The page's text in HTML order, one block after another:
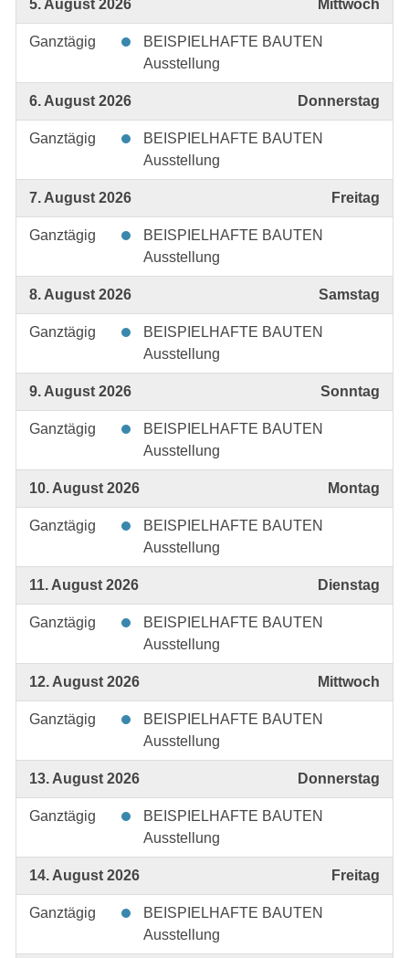
5. August 2026 Mittwoch
Ganztägig
BEISPIELHAFTE BAUTEN
Ausstellung
6. August 2026 Donnerstag
Ganztägig
BEISPIELHAFTE BAUTEN
Ausstellung
7. August 2026 Freitag
Ganztägig
BEISPIELHAFTE BAUTEN
Ausstellung
8. August 2026 Samstag
Ganztägig
BEISPIELHAFTE BAUTEN
Ausstellung
9. August 2026 Sonntag
Ganztägig
BEISPIELHAFTE BAUTEN
Ausstellung
10. August 2026 Montag
Ganztägig
BEISPIELHAFTE BAUTEN
Ausstellung
11. August 2026 Dienstag
Ganztägig
BEISPIELHAFTE BAUTEN
Ausstellung
12. August 2026 Mittwoch
Ganztägig
BEISPIELHAFTE BAUTEN
Ausstellung
13. August 2026 Donnerstag
Ganztägig
BEISPIELHAFTE BAUTEN
Ausstellung
14. August 2026 Freitag
Ganztägig
BEISPIELHAFTE BAUTEN
Ausstellung